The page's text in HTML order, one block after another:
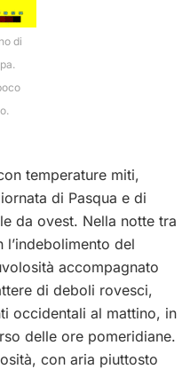
di
temperature miti,
di Pasqua e di
da ovest. Nella notte tra
del
accompagnato
di deboli rovesci,
occidentali al mattino, in
delle ore pomeridiane.
con aria piuttosto